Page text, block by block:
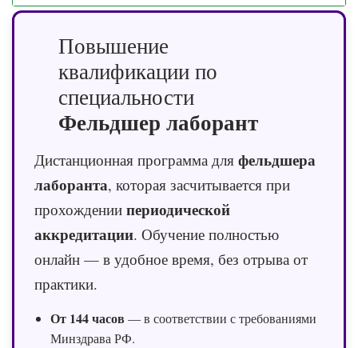
Повышение
квалификации по
специальности
Фельдшер лаборант
Дистанционная программа для фельдшера
лаборанта, которая засчитывается при
прохождении периодической
аккредитации. Обучение полностью
онлайн — в удобное время, без отрыва от
практики.
От 144 часов — в соответствии с требованиями
Минздрава РФ.